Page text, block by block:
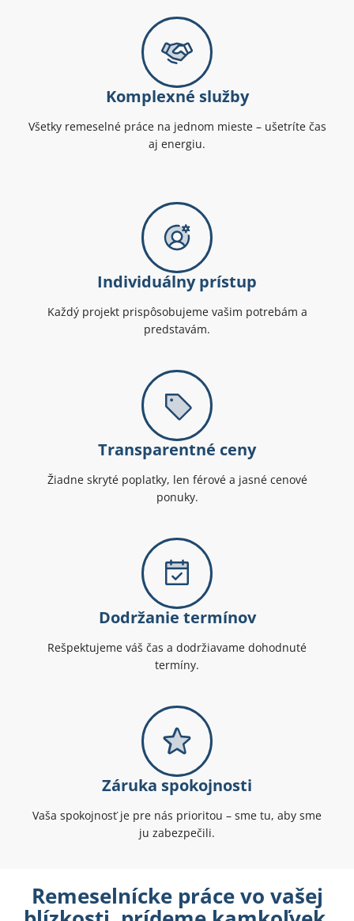
Komplexné služby
Všetky remeselné práce na jednom mieste – ušetríte čas
aj energiu.
Individuálny prístup
Každý projekt prispôsobujeme vašim potrebám a
predstavám.
Transparentné ceny
Žiadne skryté poplatky, len férové a jasné cenové
ponuky.
Dodržanie termínov
Rešpektujeme váš čas a dodržiavame dohodnuté
termíny.
Záruka spokojnosti
Vaša spokojnosť je pre nás prioritou – sme tu, aby sme
ju zabezpečili.
Remeselnícke práce vo vašej